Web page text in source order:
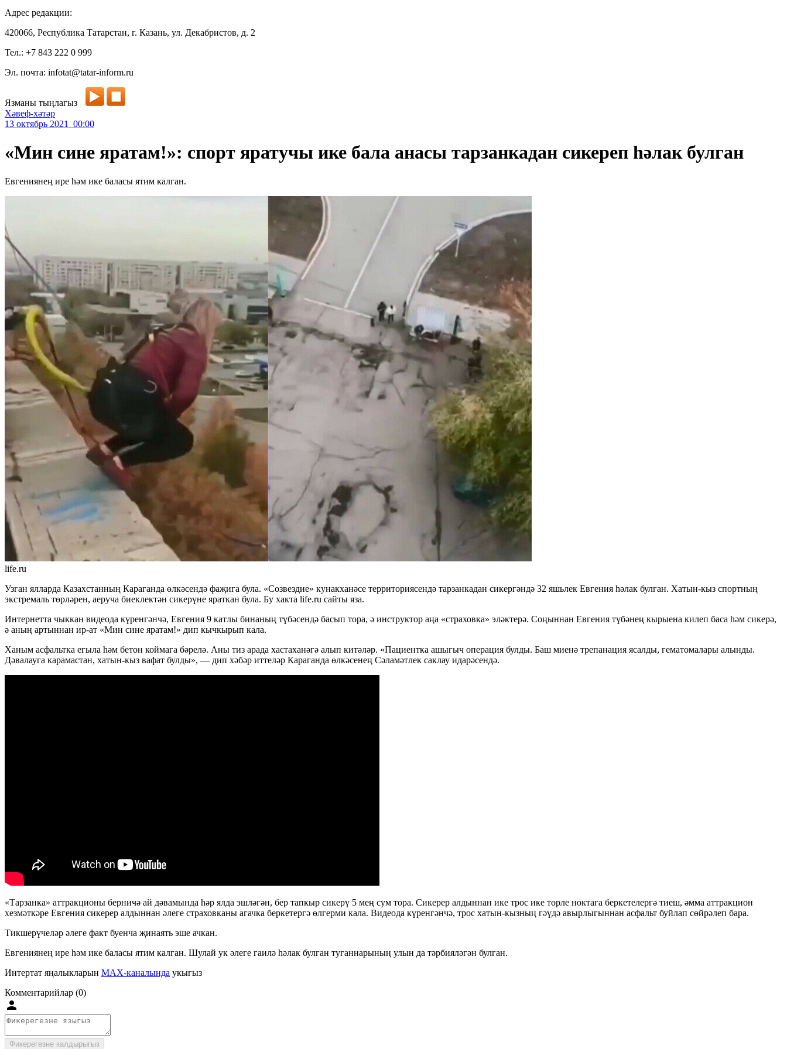
Адрес редакции:
420066, Республика Татарстан, г. Казань, ул. Декабристов, д. 2
Тел.: +7 843 222 0 999
Эл. почта: infotat@tatar-inform.ru
Язманы тыңлагыз
Хәвеф-хәтәр
13 октябрь 2021 00:00
«Мин сине яратам!»: спорт яратучы ике бала анасы тарзанкадан сикереп һәлак булган
Евгениянең ире һәм ике баласы ятим калган.
life.ru
Узган ялларда Казахстанның Караганда өлкәсендә фаҗига була. «Созвездие» кунакханәсе территориясендә тарзанкадан сикергәндә 32 яшьлек Евгения һәлак булган. Хатын-кыз спортның
экстремаль төрләрен, аеруча биеклектән сикерүне яраткан була. Бу хакта life.ru сайты яза.
Интернетта чыккан видеода күренгәнчә, Евгения 9 катлы бинаның түбәсендә басып тора, ә инструктор аңа «страховка» эләктерә. Соңыннан Евгения түбәнең кырыена килеп баса һәм сикерә,
ә аның артыннан ир-ат «Мин сине яратам!» дип кычкырып кала.
Ханым асфальтка егыла һәм бетон коймага бәрелә. Аны тиз арада хастаханәгә алып китәләр. «Пациентка ашыгыч операция булды. Баш миенә трепанация ясалды, гематомалары алынды.
Дәвалауга карамастан, хатын-кыз вафат булды», — дип хәбәр иттеләр Караганда өлкәсенең Сәламәтлек саклау идарәсендә.
«Тарзанка» аттракционы берничә ай дәвамында һәр ялда эшләгән, бер тапкыр сикерү 5 мең сум тора. Сикерер алдыннан ике трос ике төрле ноктага беркетелергә тиеш, әмма аттракцион
хезмәткәре Евгения сикерер алдыннан әлеге страховканы агачка беркетергә өлгерми кала. Видеода күренгәнчә, трос хатын-кызның гәүдә авырлыгыннан асфальт буйлап сөйрәлеп бара.
Тикшерүчеләр әлеге факт буенча җинаять эше ачкан.
Евгениянең ире һәм ике баласы ятим калган. Шулай ук әлеге гаилә һәлак булган туганнарының улын да тәрбияләгән булган.
Интертат яңалыкларын MAX-каналында укыгыз
Комментарийлар (0)
Фикерегезне калдырыгыз